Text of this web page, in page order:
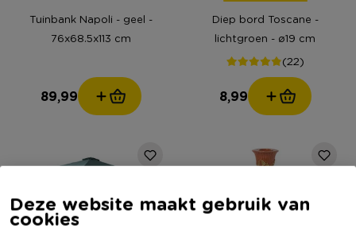
Deze website maakt gebruik van
cookies
Tuinbank Napoli - geel -
76x68.5x113 cm
89,99
Diep bord Toscane -
lichtgroen - ø19 cm
(22)
8,99